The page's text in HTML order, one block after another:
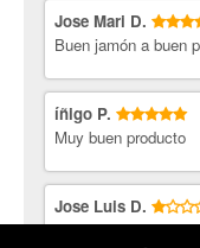
el encargo, te
Ibéricos Gallardo.
asienta su prestigio y
conocimiento
representación
más alta calidad y
¡Productos de
Jose Mari D.
Buen jamón a buen
íñigo P.
Muy buen producto
Jose Luis D.
lo siento pero lo he